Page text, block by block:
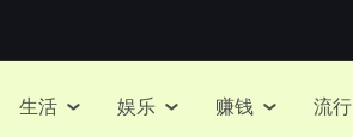
生活 娱乐 赚钱 流行